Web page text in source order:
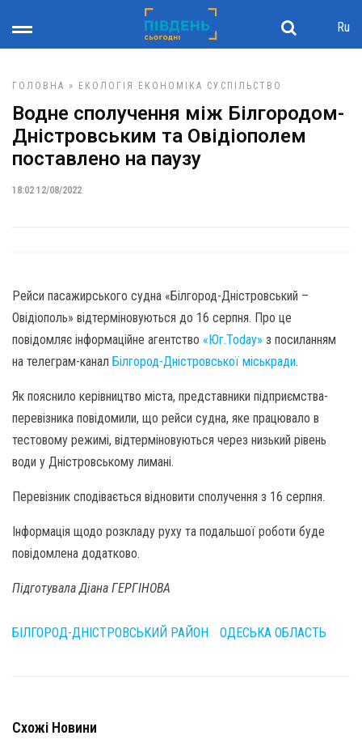
Ru
ГОЛОВНА » ЕКОЛОГІЯ ЕКОНОМІКА СУСПІЛЬСТВО
Водне сполучення між Білгородом-
Дністровським та Овідіополем
поставлено на паузу
18:02 12/08/2022
Рейси пасажирського судна «Білгород-Дністровський –
Овідіополь» відтерміновуються до 16 серпня. Про це
повідомляє інформаційне агентство «Юг.Today» з посиланням
на телеграм-канал Білгород-Дністровської міськради.
Як пояснило керівництво міста, представники підприємства-
перевізника повідомили, що рейси судна, яке працювало в
тестовому режимі, відтерміновуються через низький рівень
води у Дністровському лимані.
Перевізник сподівається відновити сполучення з 16 серпня.
Інформація щодо розкладу руху та подальшої роботи буде
повідомлена додатково.
Підготувала Діана ГЕРГІНОВА
БІЛГОРОД-ДНІСТРОВСЬКИЙ РАЙОН ОДЕСЬКА ОБЛАСТЬ
Схожі Новини